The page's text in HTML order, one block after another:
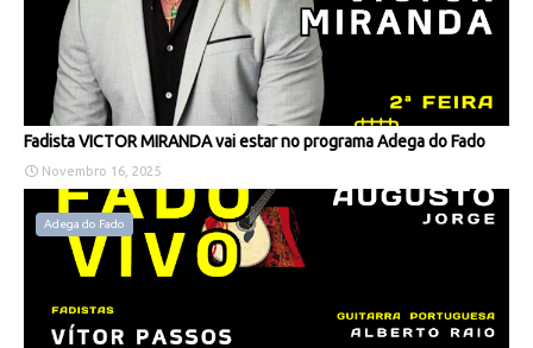
Fadista VICTOR MIRANDA vai estar no programa Adega do Fado
Novembro 16, 2025
Adega do Fado